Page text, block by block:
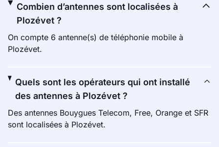
Combien d’antennes sont localisées à
Plozévet ?
On compte 6 antenne(s) de téléphonie mobile à
Plozévet.
Quels sont les opérateurs qui ont installé
des antennes à Plozévet ?
Des antennes Bouygues Telecom, Free, Orange et SFR
sont localisées à Plozévet.